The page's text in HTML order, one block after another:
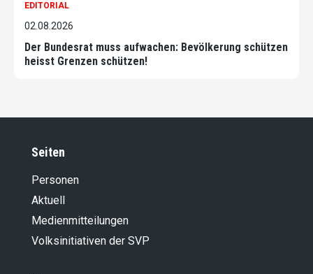
EDITORIAL
02.08.2026
Der Bundesrat muss aufwachen: Bevölkerung schützen
heisst Grenzen schützen!
Seiten
Personen
Aktuell
Medienmitteilungen
Volksinitiativen der SVP